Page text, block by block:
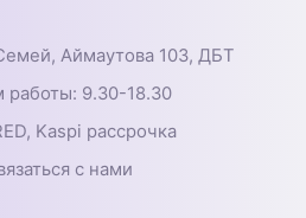
Аймаутова 103, ДБТ
работы: 9.30-18.30
Kaspi рассрочка
с нами